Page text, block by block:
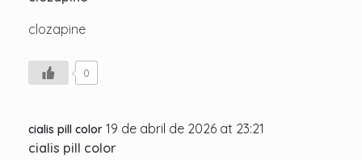
clozapine
0
cialis pill color 19 de abril de 2026 at 23:21
cialis pill color